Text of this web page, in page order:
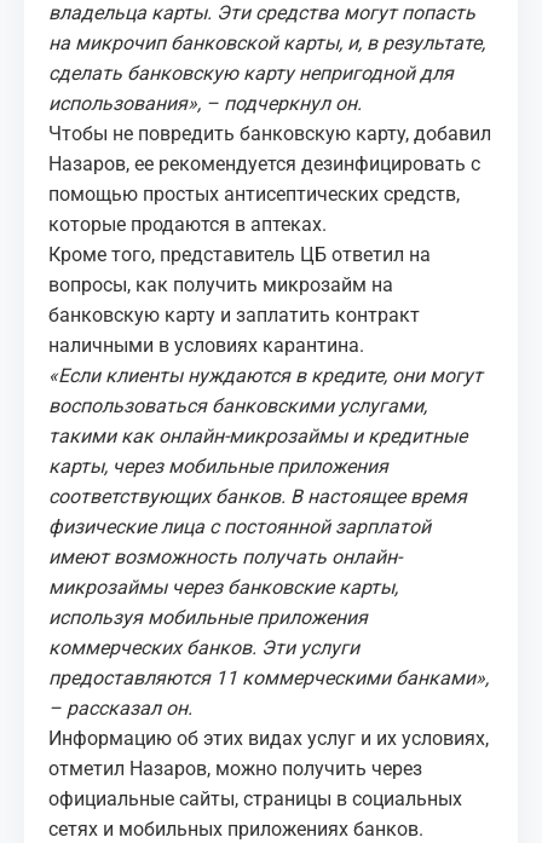
владельца карты. Эти средства могут попасть
на микрочип банковской карты, и, в результате,
сделать банковскую карту непригодной для
использования», – подчеркнул он.
Чтобы не повредить банковскую карту, добавил
Назаров, ее рекомендуется дезинфицировать с
помощью простых антисептических средств,
которые продаются в аптеках.
Кроме того, представитель ЦБ ответил на
вопросы, как получить микрозайм на
банковскую карту и заплатить контракт
наличными в условиях карантина.
«Если клиенты нуждаются в кредите, они могут
воспользоваться банковскими услугами,
такими как онлайн-микрозаймы и кредитные
карты, через мобильные приложения
соответствующих банков. В настоящее время
физические лица с постоянной зарплатой
имеют возможность получать онлайн-
микрозаймы через банковские карты,
используя мобильные приложения
коммерческих банков. Эти услуги
предоставляются 11 коммерческими банками»,
– рассказал он.
Информацию об этих видах услуг и их условиях,
отметил Назаров, можно получить через
официальные сайты, страницы в социальных
сетях и мобильных приложениях банков.